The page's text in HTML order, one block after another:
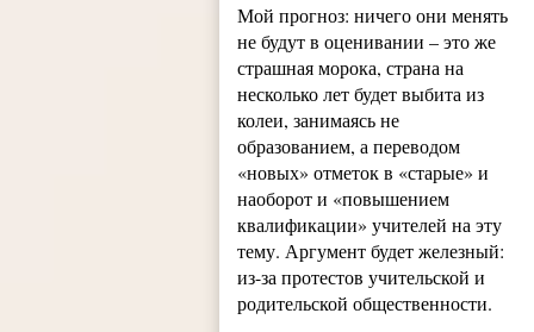
Мой прогноз: ничего они менять
не будут в оценивании – это же
страшная морока, страна на
несколько лет будет выбита из
колеи, занимаясь не
образованием, а переводом
«новых» отметок в «старые» и
наоборот и «повышением
квалификации» учителей на эту
тему. Аргумент будет железный:
из-за протестов учительской и
родительской общественности.